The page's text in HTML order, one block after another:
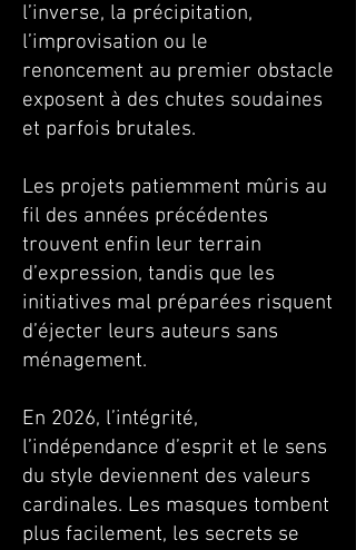
l’inverse, la précipitation,
l’improvisation ou le
renoncement au premier obstacle
exposent à des chutes soudaines
et parfois brutales.
Les projets patiemment mûris au
fil des années précédentes
trouvent enfin leur terrain
d’expression, tandis que les
initiatives mal préparées risquent
d’éjecter leurs auteurs sans
ménagement.
En 2026, l’intégrité,
l’indépendance d’esprit et le sens
du style deviennent des valeurs
cardinales. Les masques tombent
plus facilement, les secrets se